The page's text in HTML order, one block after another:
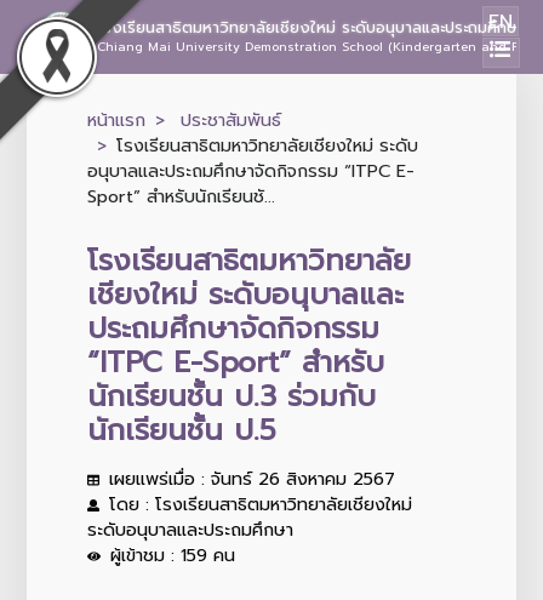
โรงเรียนสาธิตมหาวิทยาลัยเชียงใหม่ ระดับอนุบาลและประถมศึกษา
Chiang Mai University Demonstration School (Kindergarten and
EN
หน้าแรก
ประชาสัมพันธ์
โรงเรียนสาธิตมหาวิทยาลัยเชียงใหม่ ระดับ
อนุบาลและประถมศึกษาจัดกิจกรรม “ITPC E-
Sport” สำหรับนักเรียนชั...
โรงเรียนสาธิตมหาวิทยาลัย
เชียงใหม่ ระดับอนุบาลและ
ประถมศึกษาจัดกิจกรรม
“ITPC E-Sport” สำหรับ
นักเรียนชั้น ป.3 ร่วมกับ
นักเรียนชั้น ป.5
เผยแพร่เมื่อ : จันทร์ 26 สิงหาคม 2567
โดย : โรงเรียนสาธิตมหาวิทยาลัยเชียงใหม่
ระดับอนุบาลและประถมศึกษา
ผู้เข้าชม : 159 คน